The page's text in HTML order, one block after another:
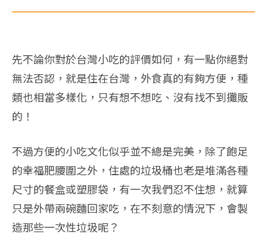
先不論你對於台灣小吃的評價如何，有一點你絕對
無法否認，就是住在台灣，外食真的有夠方便，種
類也相當多樣化，只有想不想吃、沒有找不到攤販
的！
不過方便的小吃文化似乎並不總是完美，除了飽足
的幸福肥腰圍之外，住處的垃圾桶也老是堆滿各種
尺寸的餐盒或塑膠袋，有一次我們忍不住想，就算
只是外帶兩碗麵回家吃，在不刻意的情況下，會製
造那些一次性垃圾呢？